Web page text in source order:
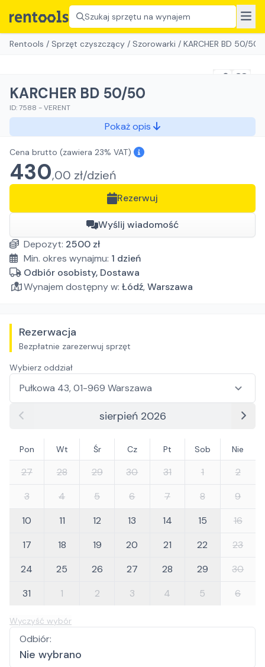
Szukaj sprzętu na wynajem
Rentools / Sprzęt czyszczący / Szorowarki / KARCHER BD 50/50
KARCHER BD 50/50
ID:7588 -VERENT
Pokaż opis
Cena brutto (zawiera 23% VAT)
430,00 zł/dzień
Rezerwuj
Wyślij wiadomość
Depozyt: 2500 zł
Min. okres wynajmu: 1 dzień
Odbiór osobisty, Dostawa
Wynajem dostępny w: Łódź,Warszawa
Rezerwacja
Bezpłatnie zarezerwuj sprzęt
Wybierz oddział
sierpień 2026
Pon Wt Śr Cz Pt Sob Nie
27 28 29 30 31 1
2
3
4 5 6 7 8
9
10
11 12 13 14 15
16
17
18 19 20 21 22
23
24
25 26 27 28 29
30
31
1 2 3 4 5 6
Wyczyść wybór
Odbiór:
Nie wybrano